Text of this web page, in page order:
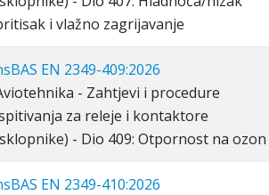
i vlažno zagrijavanje
EN 2349-409:2026
- Zahtjevi i procedure
za releje i kontaktore
- Dio 409: Otpornost na ozon
EN 2349-410:2026